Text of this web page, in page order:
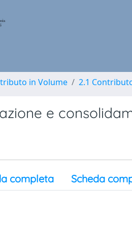
in Volume 2.1
e
completa Scheda